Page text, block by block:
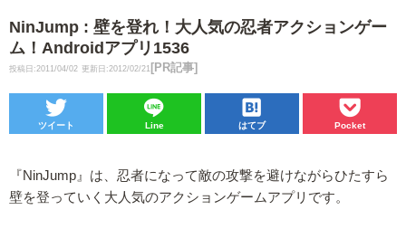
NinJump : 壁を登れ！大人気の忍者アクションゲー
ム！Androidアプリ1536
投稿日:2011/04/02 更新日:2012/02/21 [PR記事]
ツイート Line はてブ Pocket
『NinJump』は、忍者になって敵の攻撃を避けながらひたすら
壁を登っていく大人気のアクションゲームアプリです。